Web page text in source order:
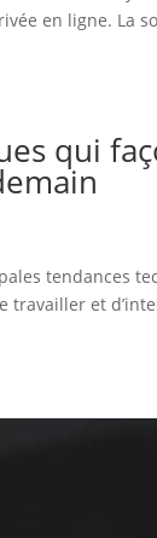
en ligne. La
qui
tendances
travailler et